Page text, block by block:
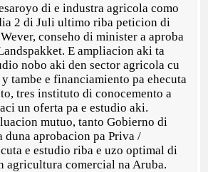
di e industra agricola como
2 di Juli ultimo riba peticion di
conseho di minister a aproba
E ampliacion aki ta
nobo aki den sector agricola cu
tambe e financiamiento pa ehecuta
tres instituto di conocemento a
un oferta pa e estudio aki.
mutuo, tanto Gobierno di
duna aprobacion pa Priva /
e estudio riba e uzo optimal di
agricultura comercial na Aruba.